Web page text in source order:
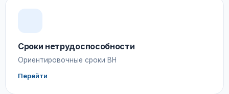
Сроки нетрудоспособности
Ориентировочные сроки ВН
Перейти